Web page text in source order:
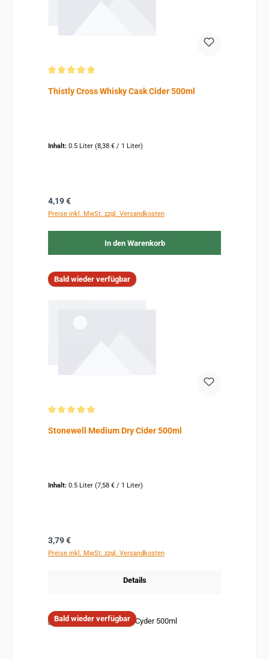
Thistly Cross Whisky Cask Cider 500ml
Inhalt: 0.5 Liter (8,38 € / 1 Liter)
Regulärer Preis:
4,19 €
Preise inkl. MwSt. zzgl. Versandkosten
In den Warenkorb
Bald wieder verfügbar
Stonewell Medium Dry Cider 500ml
Inhalt: 0.5 Liter (7,58 € / 1 Liter)
Regulärer Preis:
3,79 €
Preise inkl. MwSt. zzgl. Versandkosten
Details
Bald wieder verfügbar